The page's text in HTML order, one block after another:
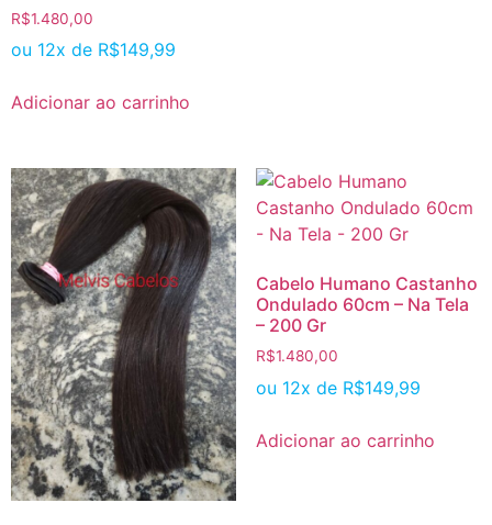
R$1.480,00
ou 12x de R$149,99
Adicionar ao carrinho
Cabelo Humano Castanho
Ondulado 60cm – Na Tela
– 200 Gr
R$1.480,00
ou 12x de R$149,99
Adicionar ao carrinho